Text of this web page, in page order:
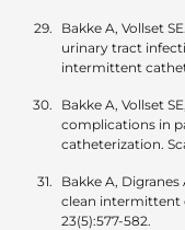
Bakke A, Vollset
urinary tract
intermittent
Bakke A, Vollset
complications in
catheterization.
Bakke A,
clean intermittent
23(5):577-582.